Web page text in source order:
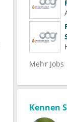
Mehr Jobs
Kennen